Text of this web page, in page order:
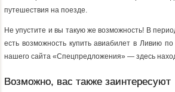
путешествия на поезде.
Не упустите и вы такую же возможность! В
есть возможность купить авиабилет в Ливию
нашего сайта «Спецпредложения» — здесь
Возможно, вас также заинтересуют